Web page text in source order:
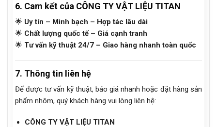
6. Cam kết của CÔNG TY VẬT LIỆU TITAN
🌟 Uy tín – Minh bạch – Hợp tác lâu dài
🌟 Chất lượng quốc tế – Giá cạnh tranh
🌟 Tư vấn kỹ thuật 24/7 – Giao hàng nhanh toàn quốc
7. Thông tin liên hệ
Để được tư vấn kỹ thuật, báo giá nhanh hoặc đặt hàng sản
phẩm nhôm, quý khách hàng vui lòng liên hệ:
CÔNG TY VẬT LIỆU TITAN